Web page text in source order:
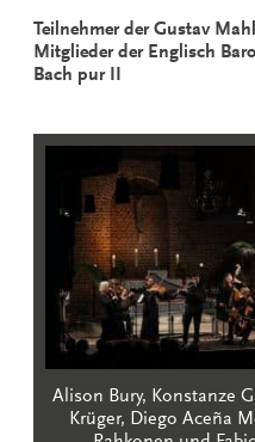
Teilnehmer der Gustav
Mitglieder der Englisch
Bach pur II
Alison Bury, Konstanze
Krüger, Diego Aceña